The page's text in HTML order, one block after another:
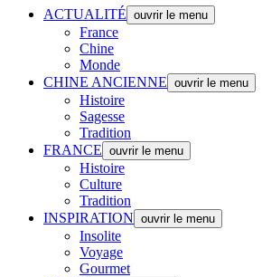
ACTUALITÉ ouvrir le menu
France
Chine
Monde
CHINE ANCIENNE ouvrir le menu
Histoire
Sagesse
Tradition
FRANCE ouvrir le menu
Histoire
Culture
Tradition
INSPIRATION ouvrir le menu
Insolite
Voyage
Gourmet